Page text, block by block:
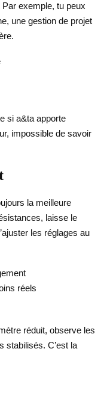
Par exemple, tu peux
une gestion de projet
si a&ta apporte
impossible de savoir
la meilleure
laisse le
les réglages au
réels
réduit, observe les
stabilisés. C’est la